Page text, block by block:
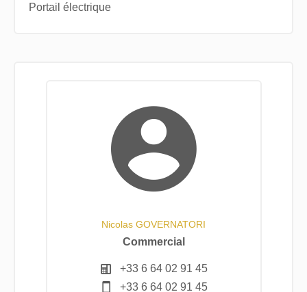
Portail électrique
Nicolas GOVERNATORI
Commercial
+33 6 64 02 91 45
+33 6 64 02 91 45